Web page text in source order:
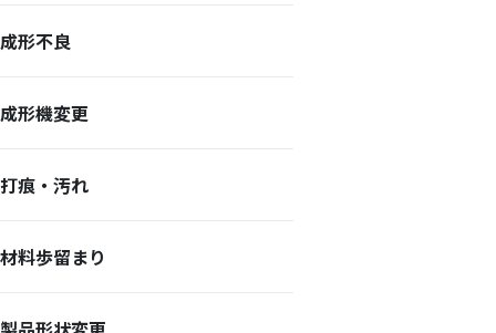
成形不良
成形機変更
打痕・汚れ
材料歩留まり